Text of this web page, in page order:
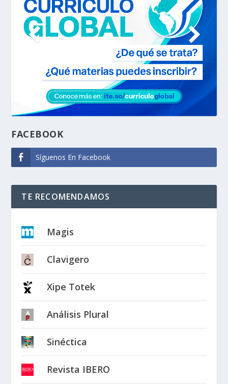
FACEBOOK
Síguenos En Facebook
TE RECOMENDAMOS
Magis
Clavigero
Xipe Totek
Análisis Plural
Sinéctica
Revista IBERO